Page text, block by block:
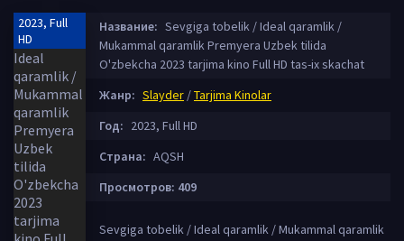
2023, Full
HD
Название: Sevgiga tobelik / Ideal qaramlik /
Mukammal qaramlik Premyera Uzbek tilida
O'zbekcha 2023 tarjima kino Full HD tas-ix skachat
Жанр: Slayder /Tarjima Kinolar
Год: 2023, Full HD
Страна: AQSH
Просмотров: 409
Sevgiga tobelik / Ideal qaramlik / Mukammal qaramlik